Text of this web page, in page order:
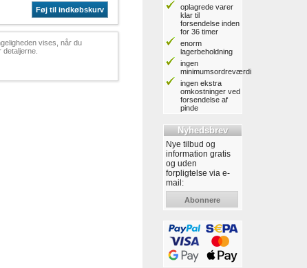
Føj til indkøbskurv
vises, når du
oplagrede varer
klar til
forsendelse inden
for 36 timer
enorm
lagerbeholdning
ingen
minimumsordreværdi
ingen ekstra
omkostninger ved
forsendelse af
pinde
Nyhedsbrev
Nye tilbud og
information gratis
og uden
forpligtelse via e-
mail:
Abonnere